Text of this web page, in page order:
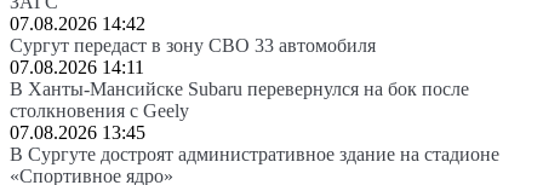
07.08.2026 14:42
Сургут передаст в зону СВО 33 автомобиля
07.08.2026 14:11
В Ханты-Мансийске Subaru перевернулся на бок после
столкновения с Geely
07.08.2026 13:45
В Сургуте достроят административное здание на стадионе
«Спортивное ядро»